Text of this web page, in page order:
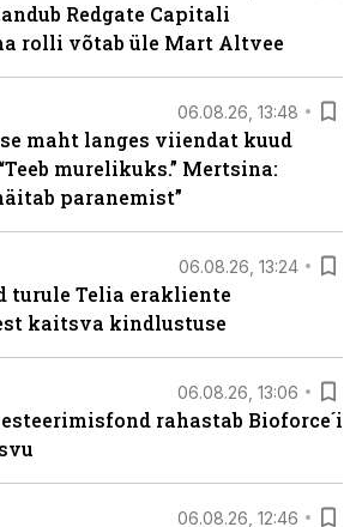
Redgate Capitali
rolli võtab üle Mart Altvee
06.08.26, 13:48
maht langes viiendat kuud
murelikuks.” Mertsina:
paranemist”
06.08.26, 13:24
turule Telia erakliente
kaitsva kindlustuse
06.08.26, 13:06
rahastab Bioforce´i
06.08.26, 12:46